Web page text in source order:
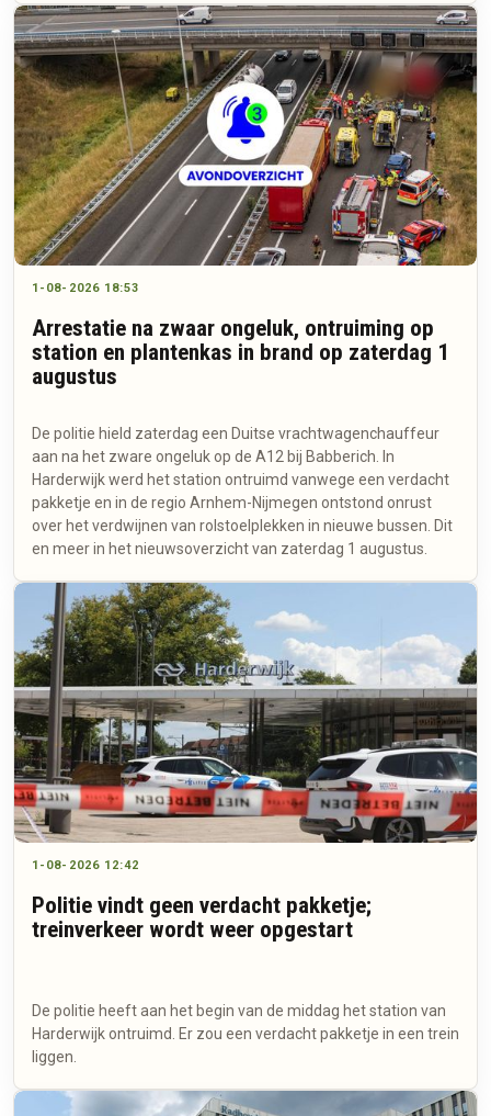
1-08-2026 18:53
Arrestatie na zwaar ongeluk, ontruiming op
station en plantenkas in brand op zaterdag 1
augustus
De politie hield zaterdag een Duitse vrachtwagenchauffeur
aan na het zware ongeluk op de A12 bij Babberich. In
Harderwijk werd het station ontruimd vanwege een verdacht
pakketje en in de regio Arnhem-Nijmegen ontstond onrust
over het verdwijnen van rolstoelplekken in nieuwe bussen. Dit
en meer in het nieuwsoverzicht van zaterdag 1 augustus.
1-08-2026 12:42
Politie vindt geen verdacht pakketje;
treinverkeer wordt weer opgestart
De politie heeft aan het begin van de middag het station van
Harderwijk ontruimd. Er zou een verdacht pakketje in een trein
liggen.